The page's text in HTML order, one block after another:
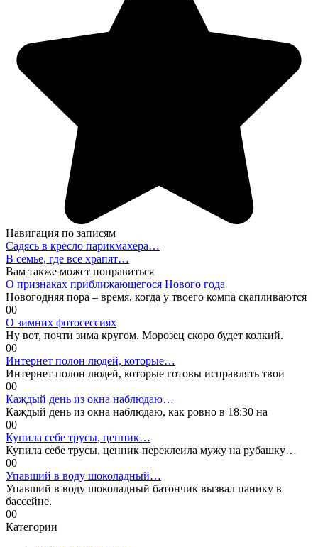
Навигация по записям
Садясь в кресло парикмахера…
В семье, где все храпят…
Вам также может понравиться
О признаках приближающегося Нового года
Новогодняя пора – время, когда у твоего компа скапливаются
00
О зимних фотосессиях
Ну вот, почти зима кругом. Морозец скоро будет колкий.
00
Интернет полон людей, которые…
Интернет полон людей, которые готовы исправлять твои
00
Каждый день из окна наблюдаю…
Каждый день из окна наблюдаю, как ровно в 18:30 на
00
Купила себе трусы, ценник…
Купила себе трусы, ценник переклеила мужу на рубашку…
00
Упавший в воду шоколадный…
Упавший в воду шоколадный батончик вызвал панику в
бассейне.
00
Категории